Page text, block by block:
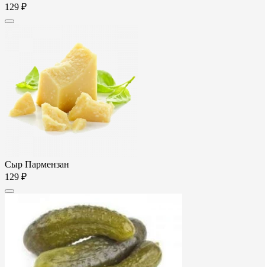
129 ₽
Сыр Пармензан
129 ₽